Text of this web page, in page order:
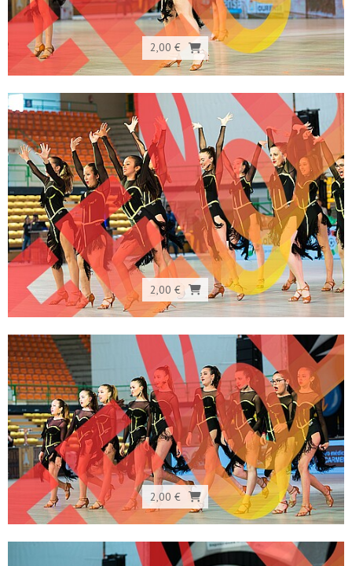
2,00 €
2,00 €
2,00 €